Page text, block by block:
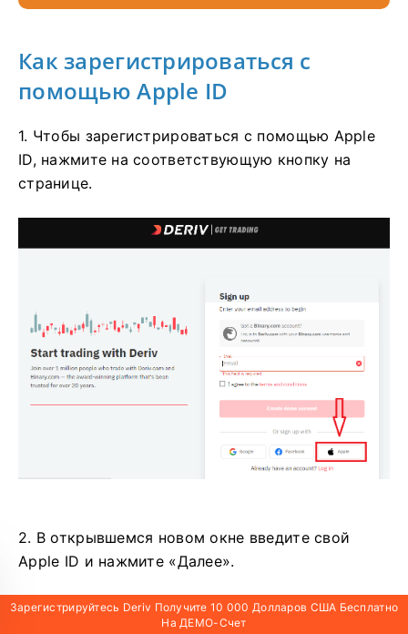
Как зарегистрироваться с
помощью Apple ID
1. Чтобы зарегистрироваться с помощью Apple
ID, нажмите на соответствующую кнопку на
странице.
2. В открывшемся новом окне введите свой
Apple ID и нажмите «Далее».
Зарегистрируйтесь Deriv Получите 10 000 Долларов США Бесплатно
На ДЕМО-Счет